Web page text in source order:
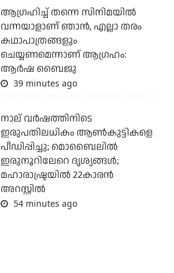
ആഗ്രഹിച്ച് തന്നെ സിനിമയില്‍
വന്നയാളാണ് ഞാന്‍, എല്ലാ തരം
കഥാപാത്രങ്ങളും
ചെയ്യണമെന്നാണ് ആഗ്രഹം:
ആര്‍ഷ ബൈജു
39 minutes ago
നാല് വര്‍ഷത്തിനിടെ
ഇരുപതിലധികം ആണ്‍കുട്ടികളെ
പീഡിപ്പിച്ചു; മൊബൈലില്‍
ഇരുനൂറിലേറെ ദൃശ്യങ്ങള്‍;
മഹാരാഷ്ട്രയില്‍ 22കാരന്‍
അറസ്റ്റില്‍
54 minutes ago